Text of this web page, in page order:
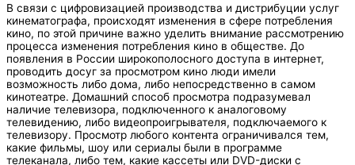
В связи с цифровизацией производства и дистрибуции услуг
кинематографа, происходят изменения в сфере потребления
кино, по этой причине важно уделить внимание рассмотрению
процесса изменения потребления кино в обществе. До
появления в России широкополосного доступа в интернет,
проводить досуг за просмотром кино люди имели
возможность либо дома, либо непосредственно в самом
кинотеатре. Домашний способ просмотра подразумевал
наличие телевизора, подключенного к аналоговому
телевидению, либо видеопроигрывателя, подключаемого к
телевизору. Просмотр любого контента ограничивался тем,
какие фильмы, шоу или сериалы были в программе
телеканала, либо тем, какие кассеты или DVD-диски с